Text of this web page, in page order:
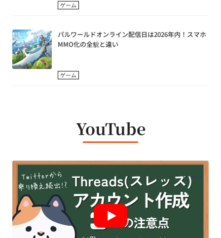
ゲーム
パルワールドオンライン配信日は2026年内！スマホ
MMO化の全貌と違い
ゲーム
YouTube